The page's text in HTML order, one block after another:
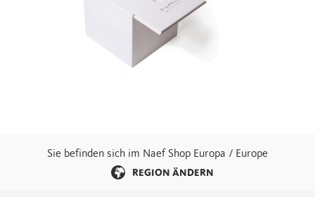
Sie befinden sich im Naef Shop Europa / Europe
REGION ÄNDERN